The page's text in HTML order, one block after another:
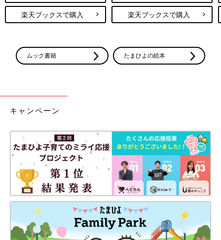
楽天ブックスで購入 楽天ブックスで購入
ムック書籍 たまひよの絵本
キャンペーン